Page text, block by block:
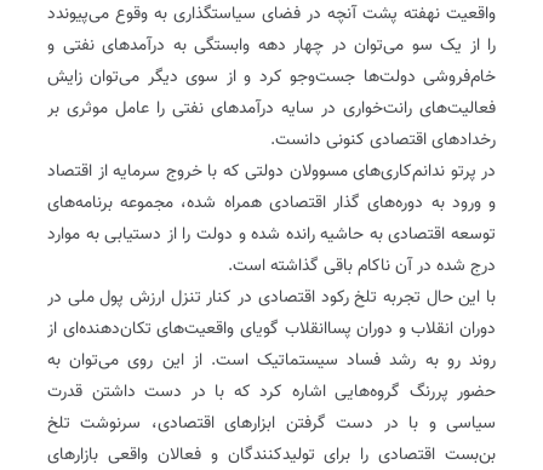
واقعیت نهفته پشت آنچه در فضای سیاستگذاری به وقوع می‌پیوندد
را از یک سو می‌توان در چهار دهه وابستگی به درآمدهای نفتی و
خام‌فروشی دولت‌ها جست‌وجو کرد و از سوی دیگر می‌توان زایش
فعالیت‌های رانت‌خواری در سایه درآمدهای نفتی را عامل موثری بر
رخدادهای اقتصادی کنونی دانست.
در پرتو ندانم‌کاری‌های مسوولان دولتی که با خروج سرمایه از اقتصاد
و ورود به دوره‌های‌ گذار اقتصادی همراه شده، مجموعه برنامه‌های
توسعه اقتصادی به حاشیه رانده شده و دولت را از دستیابی به موارد
درج شده در آن ناکام باقی گذاشته است.
با این حال تجربه تلخ رکود اقتصادی در کنار تنزل ارزش پول ملی در
دوران انقلاب و دوران پساانقلاب گویای واقعیت‌های تکان‌دهنده‌ای از
روند رو به رشد فساد سیستماتیک است. از این روی می‌توان به
حضور پررنگ گروه‌هایی اشاره کرد که با در دست داشتن قدرت
سیاسی و با در دست گرفتن ابزارهای اقتصادی، سرنوشت تلخ
بن‌بست اقتصادی را برای تولیدکنندگان و فعالان واقعی بازارهای